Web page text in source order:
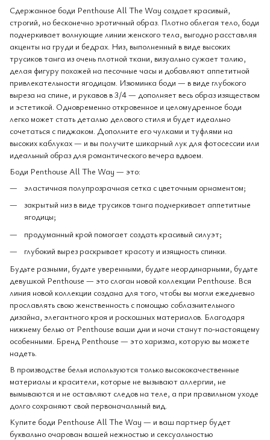
Сдержанное боди Penthouse All The Way создает красивый,
строгий, но бесконечно эротичный образ. Плотно облегая тело, боди
подчеркивает волнующие линии женского тела, выгодно расставляя
акценты на груди и бедрах. Низ, выполненный в виде высоких
трусиков танга из очень плотной ткани, визуально сужает талию,
делая фигуру похожей на песочные часы и добавляют аппетитной
привлекательности ягодицам. Изюминка боди — в виде глубокого
выреза на спине, и рукавов в 3/4 — дополняет весь образ изяществом
и эстетикой. Одновременно откровенное и целомудренное боди
легко может стать деталью делового стиля и будет идеально
сочетаться с пиджаком. Дополните его чулками и туфлями на
высоких каблуках — и вы получите шикарный лук для фотосессии или
идеальный образ для романтического вечера вдвоем.
Боди Penthouse All The Way — это:
эластичная полупрозрачная сетка с цветочным орнаментом;
закрытый низ в виде трусиков танга подчеркивает аппетитные
ягодицы;
продуманный крой помогает создать красивый силуэт;
глубокий вырез раскрывает красоту и изящность спинки.
Будьте разными, будьте уверенными, будьте неординарными, будьте
девушкой Penthouse — это слоган новой коллекции Penthouse. Вся
линия новой коллекции создана для того, чтобы вы могли ежедневно
прославлять свою женственность с помощью соблазнительного
дизайна, элегантного кроя и роскошных материалов. Благодаря
нижнему белью от Penthouse ваши дни и ночи станут по-настоящему
особенными. Бренд Penthouse — это харизма, которую вы можете
надеть.
В производстве белья используются только высококачественные
материалы и красители, которые не вызывают аллергии, не
вымываются и не оставляют следов на теле, а при правильном уходе
долго сохраняют свой первоначальный вид.
Купите боди Penthouse All The Way — и ваш партнер будет
буквально очарован вашей нежностью и сексуальностью